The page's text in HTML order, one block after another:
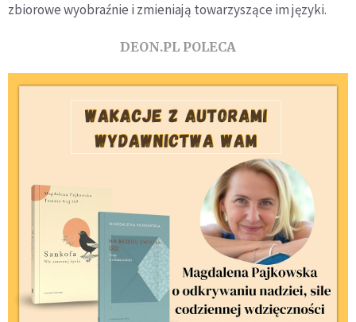
zbiorowe wyobraźnie i zmieniają towarzyszące im języki.
DEON.PL POLECA